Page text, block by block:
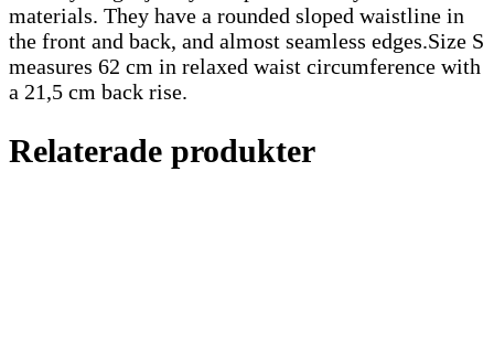
materials. They have a rounded sloped waistline in
the front and back, and almost seamless edges.Size S
measures 62 cm in relaxed waist circumference with
a 21,5 cm back rise.
Relaterade produkter